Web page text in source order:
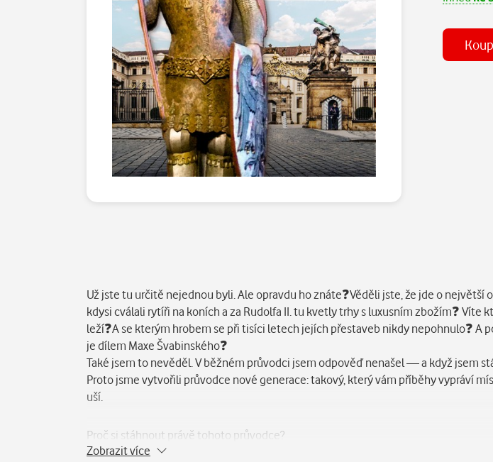
Už jste tu určitě nejednou byli. Ale opravdu ho znáte❓Věděli jste, že jde o největší
kdysi cválali rytíři na koních a za Rudolfa II. tu kvetly trhy s luxusním zbožím❓
leží❓A se kterým hrobem se při tisíci letech jejích přestaveb nikdy nepohnulo❓ A
je dílem Maxe Švabinského❓
Také jsem to nevěděl. V běžném průvodci jsem odpověď nenašel — a když jsem
Proto jsme vytvořili průvodce nové generace: takový, který vám příběhy vypráví
uší.
Proč si stáhnout právě tohoto průvodce?
???? Odhalte skrytá tajemství: Věděli jste, že v kryptě Baziliky sv. Jiří stojí záhadná
Zobrazit více